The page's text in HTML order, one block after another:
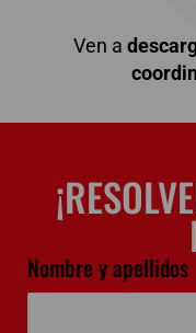
Ven a
Nombre y apellidos